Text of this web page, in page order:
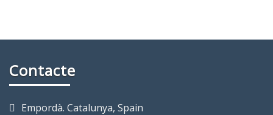
Contacte
Empordà. Catalunya, Spain